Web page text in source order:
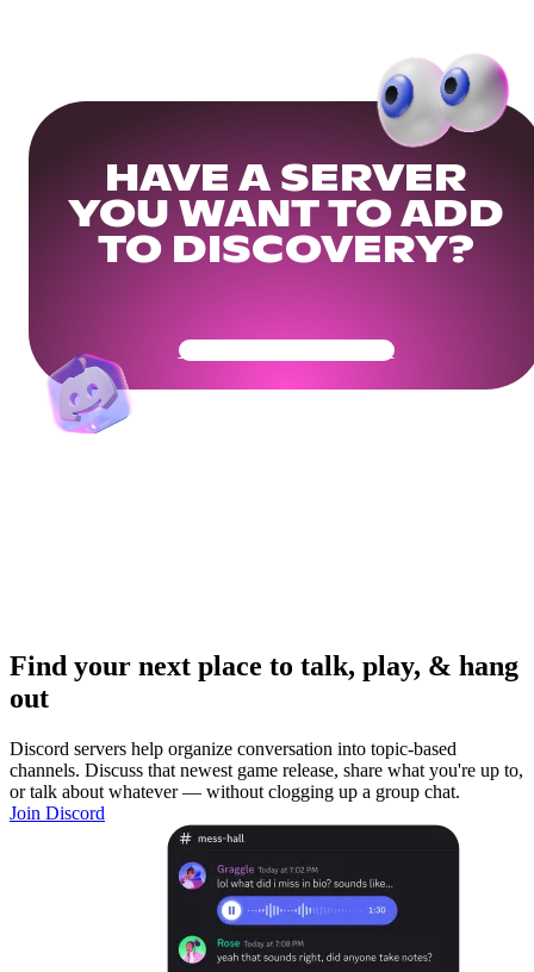
HAVE A SERVER
YOU WANT TO ADD
TO DISCOVERY?
Get Your Community Ready
Find your next place to talk, play, & hang
out
Discord servers help organize conversation into topic-based
channels. Discuss that newest game release, share what you're up to,
or talk about whatever — without clogging up a group chat.
Join Discord